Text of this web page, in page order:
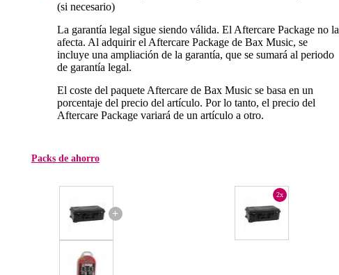
(si necesario)
La garantía legal sigue siendo válida. El Aftercare Package no la
afecta. Al adquirir el Aftercare Package de Bax Music, se
incluye una ampliación de la garantía, que se sumará al periodo
de garantía legal.
El coste del paquete Aftercare de Bax Music se basa en un
porcentaje del precio del artículo. Por lo tanto, el precio del
Aftercare Package variará de un artículo a otro.
Packs de ahorro
+
2x